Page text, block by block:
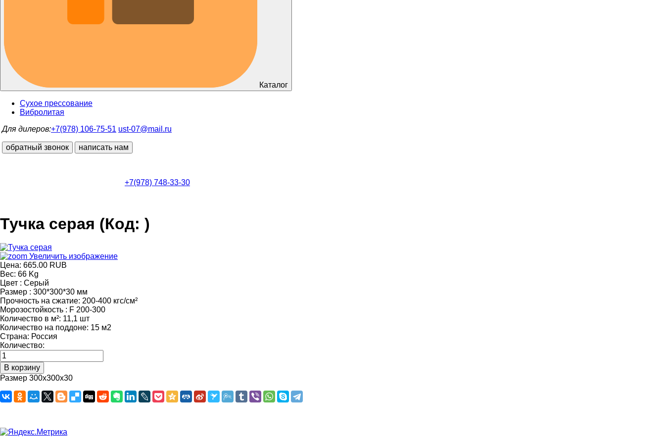
Каталог
Сухое прессование
Вибролитая
Для дилеров:+7(978) 106-75-51 ust-07@mail.ru
обратный звонок написать нам
+7(978) 748-33-30
Тучка серая (Код: )
Увеличить изображение
Цена: 665.00 RUB
Вес: 66 Kg
Цвет : Серый
Размер : 300*300*30 мм
Прочность на сжатие: 200-400 кгс/см²
Морозостойкость : F 200-300
Количество в м²: 11,1 шт
Количество на поддоне: 15 м2
Страна: Россия
Количество:
Размер 300х300х30